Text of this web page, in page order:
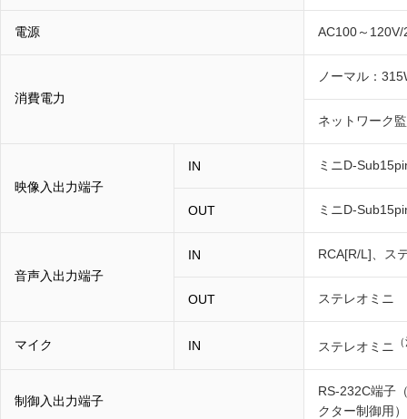
電源 AC100～
消費電力
ノーマル：
ネットワーク
映像入出力端子
IN ミニD-
OUT ミニD-
音声入出力端子
IN RCA[R/L]、ス
OUT ステレオミニ
マイク IN ステレオミニ
制御入出力端子
RS-232C端子
クター制御用）